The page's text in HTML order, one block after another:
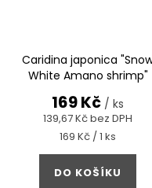
Caridina japonica
White Amano shrimp"
139,67 Kč bez DPH
169 Kč / ks
Měrná
cena:
169 Kč / 1 ks
DO KOŠÍKU